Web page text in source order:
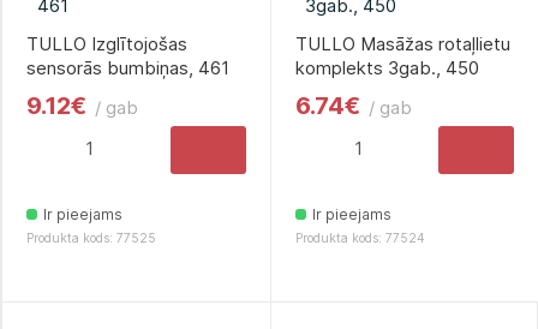
TULLO Izglītojošas
sensorās bumbiņas, 461
9.12€ / gab
Ir pieejams
Produkta kods: 77525
TULLO Masāžas rotaļlietu
komplekts 3gab., 450
6.74€ / gab
Ir pieejams
Produkta kods: 77524